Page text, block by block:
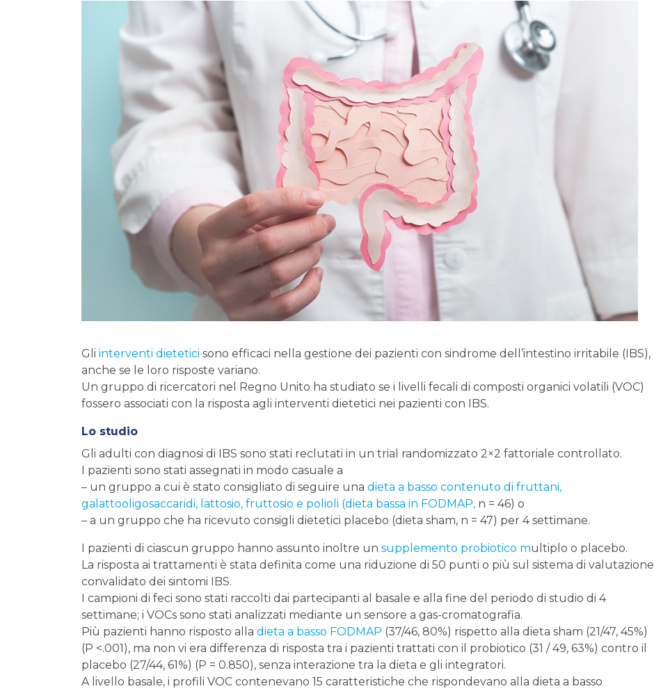
Gli interventi dietetici sono efficaci nella gestione dei pazienti con sindrome dell’intestino irritabile (IBS),
anche se le loro risposte variano.
Un gruppo di ricercatori nel Regno Unito ha studiato se i livelli fecali di composti organici volatili (VOC)
fossero associati con la risposta agli interventi dietetici nei pazienti con IBS.
Lo studio
Gli adulti con diagnosi di IBS sono stati reclutati in un trial randomizzato 2×2 fattoriale controllato.
I pazienti sono stati assegnati in modo casuale a
– un gruppo a cui è stato consigliato di seguire una dieta a basso contenuto di fruttani,
galattooligosaccaridi, lattosio, fruttosio e polioli (dieta bassa in FODMAP, n = 46) o
– a un gruppo che ha ricevuto consigli dietetici placebo (dieta sham, n = 47) per 4 settimane.
I pazienti di ciascun gruppo hanno assunto inoltre un supplemento probiotico multiplo o placebo.
La risposta ai trattamenti è stata definita come una riduzione di 50 punti o più sul sistema di valutazione
convalidato dei sintomi IBS.
I campioni di feci sono stati raccolti dai partecipanti al basale e alla fine del periodo di studio di 4
settimane; i VOCs sono stati analizzati mediante un sensore a gas-cromatografia.
Più pazienti hanno risposto alla dieta a basso FODMAP (37/46, 80%) rispetto alla dieta sham (21/47, 45%)
(P <.001), ma non vi era differenza di risposta tra i pazienti trattati con il probiotico (31 / 49, 63%) contro il
placebo (27/44, 61%) (P = 0.850), senza interazione tra la dieta e gli integratori.
A livello basale, i profili VOC contenevano 15 caratteristiche che rispondevano alla dieta a basso